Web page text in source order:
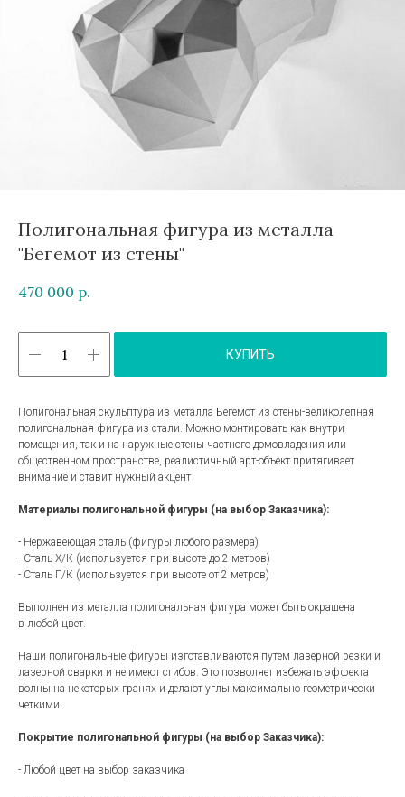
Полигональная фигура из металла
"Бегемот из стены"
470 000 р.
КУПИТЬ
Полигональная скульптура из металла Бегемот из стены-великолепная
полигональная фигура из стали. Можно монтировать как внутри
помещения, так и на наружные стены частного домовладения или
общественном пространстве, реалистичный арт-объект притягивает
внимание и ставит нужный акцент
Материалы полигональной фигуры (на выбор Заказчика):
- Нержавеющая сталь (фигуры любого размера)
- Сталь Х/К (используется при высоте до 2 метров)
- Сталь Г/К (используется при высоте от 2 метров)
Выполнен из металла полигональная фигура может быть окрашена
в любой цвет.
Наши полигональные фигуры изготавливаются путем лазерной резки и
лазерной сварки и не имеют сгибов. Это позволяет избежать эффекта
волны на некоторых гранях и делают углы максимально геометрически
четкими.
Покрытие полигональной фигуры (на выбор Заказчика):
- Любой цвет на выбор заказчика